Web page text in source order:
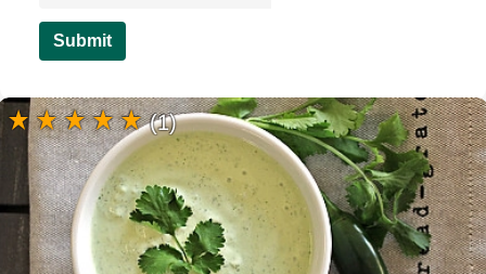
Submit
(1)